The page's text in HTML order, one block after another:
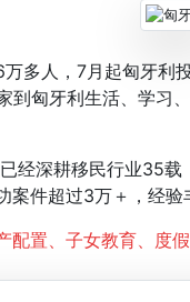
人，7月起匈牙利
到匈牙利生活、学习
深耕移民行业35载
案件超过3万＋，经
配置、子女教育、度